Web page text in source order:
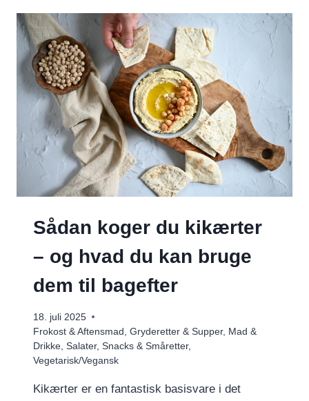
VARIANTER
Sådan koger du kikærter
– og hvad du kan bruge
dem til bagefter
18. juli 2025
Frokost & Aftensmad
Gryderetter & Supper, Mad &
Drikke Salater, Snacks & Småretter,
Vegetarisk/Vegansk
Kikærter er en fantastisk basisvare i det